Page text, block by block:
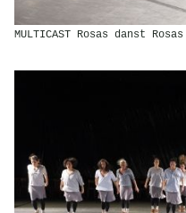
MULTICAST Rosas danst